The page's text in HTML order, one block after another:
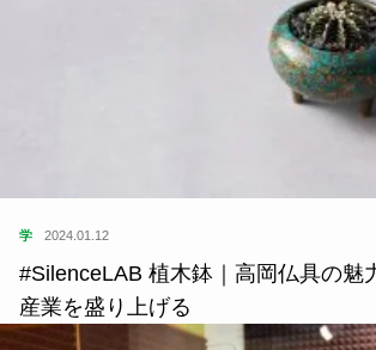
学 2024.01.12
#SilenceLAB 植木鉢｜高岡仏具の魅
産業を盛り上げる